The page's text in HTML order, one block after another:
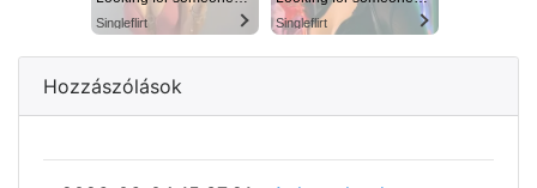
Singleflirt Singleflirt
Hozzászólások